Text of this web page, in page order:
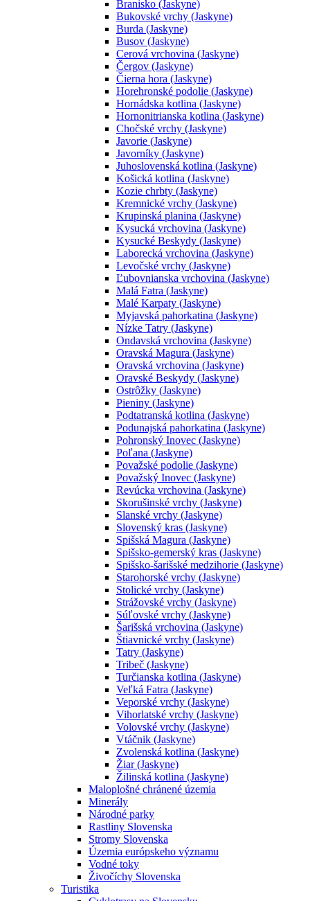
Branisko (Jaskyne)
Bukovské vrchy (Jaskyne)
Burda (Jaskyne)
Busov (Jaskyne)
Cerová vrchovina (Jaskyne)
Čergov (Jaskyne)
Čierna hora (Jaskyne)
Horehronské podolie (Jaskyne)
Hornádska kotlina (Jaskyne)
Hornonitrianska kotlina (Jaskyne)
Chočské vrchy (Jaskyne)
Javorie (Jaskyne)
Javorníky (Jaskyne)
Juhoslovenská kotlina (Jaskyne)
Košická kotlina (Jaskyne)
Kozie chrbty (Jaskyne)
Kremnické vrchy (Jaskyne)
Krupinská planina (Jaskyne)
Kysucká vrchovina (Jaskyne)
Kysucké Beskydy (Jaskyne)
Laborecká vrchovina (Jaskyne)
Levočské vrchy (Jaskyne)
Ľubovnianska vrchovina (Jaskyne)
Malá Fatra (Jaskyne)
Malé Karpaty (Jaskyne)
Myjavská pahorkatina (Jaskyne)
Nízke Tatry (Jaskyne)
Ondavská vrchovina (Jaskyne)
Oravská Magura (Jaskyne)
Oravská vrchovina (Jaskyne)
Oravské Beskydy (Jaskyne)
Ostrôžky (Jaskyne)
Pieniny (Jaskyne)
Podtatranská kotlina (Jaskyne)
Podunajská pahorkatina (Jaskyne)
Pohronský Inovec (Jaskyne)
Poľana (Jaskyne)
Považské podolie (Jaskyne)
Považský Inovec (Jaskyne)
Revúcka vrchovina (Jaskyne)
Skorušinské vrchy (Jaskyne)
Slanské vrchy (Jaskyne)
Slovenský kras (Jaskyne)
Spišská Magura (Jaskyne)
Spišsko-gemerský kras (Jaskyne)
Spišsko-šarišské medzihorie (Jaskyne)
Starohorské vrchy (Jaskyne)
Stolické vrchy (Jaskyne)
Strážovské vrchy (Jaskyne)
Súľovské vrchy (Jaskyne)
Šarišská vrchovina (Jaskyne)
Štiavnické vrchy (Jaskyne)
Tatry (Jaskyne)
Tribeč (Jaskyne)
Turčianska kotlina (Jaskyne)
Veľká Fatra (Jaskyne)
Veporské vrchy (Jaskyne)
Vihorlatské vrchy (Jaskyne)
Volovské vrchy (Jaskyne)
Vtáčnik (Jaskyne)
Zvolenská kotlina (Jaskyne)
Žiar (Jaskyne)
Žilinská kotlina (Jaskyne)
Maloplošné chránené územia
Minerály
Národné parky
Rastliny Slovenska
Stromy Slovenska
Územia európskeho významu
Vodné toky
Živočíchy Slovenska
Turistika